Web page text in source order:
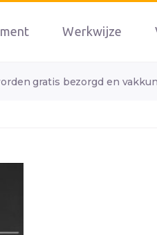
gratis bezorgd en
Werkwijze